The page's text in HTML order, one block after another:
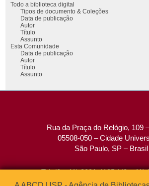
Todo a biblioteca digital
Tipos de documento & Coleções
Data de publicação
Autor
Título
Assunto
Esta Comunidade
Data de publicação
Autor
Título
Assunto
Rua da Praça do Relógio, 109
05508-050 – Cidade
São Paulo, SP – Brasil
Tel: (0xx11) 3091-4195 / (0xx11)
Fax: (0xx11) 3091-1567